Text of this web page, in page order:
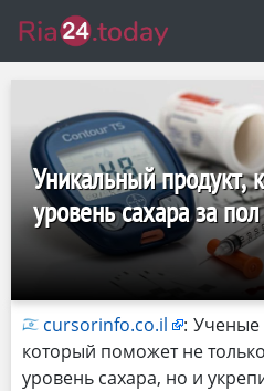
Уникальный продукт,
уровень сахара за
cursorinfo.co.il : Ученые
который поможет не
уровень сахара, но и